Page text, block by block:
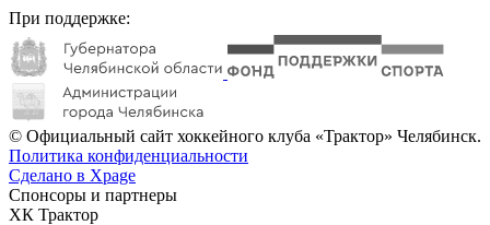
При поддержке:
© Официальный сайт хоккейного клуба «Трактор» Челябинск.
Политика конфиденциальности
Сделано в Xpage
Спонсоры и партнеры
ХК Трактор